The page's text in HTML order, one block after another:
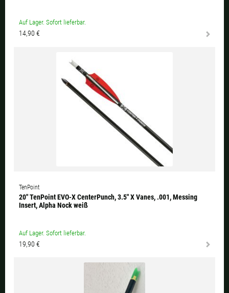
Auf Lager. Sofort lieferbar.
14,90 €
TenPoint
20" TenPoint EVO-X CenterPunch, 3.5" X Vanes, .001, Messing
Insert, Alpha Nock weiß
Auf Lager. Sofort lieferbar.
19,90 €